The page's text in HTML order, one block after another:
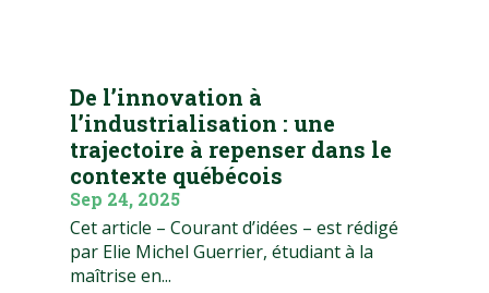
De l’innovation à
l’industrialisation : une
trajectoire à repenser dans le
contexte québécois
Sep 24, 2025
Cet article – Courant d’idées – est rédigé
par Elie Michel Guerrier, étudiant à la
maîtrise en...